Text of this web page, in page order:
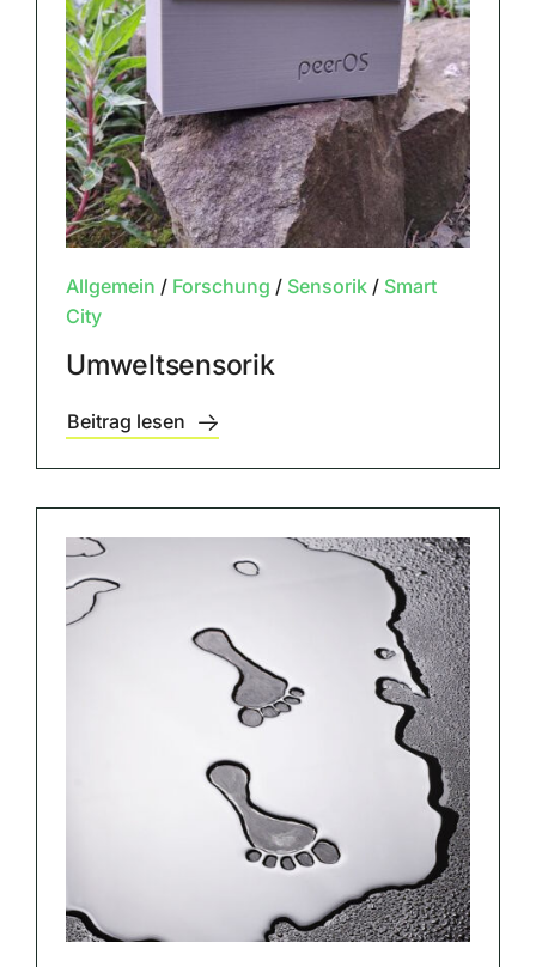
Allgemein / Forschung / Sensorik/ Smart
City
Umweltsensorik
Beitrag lesen